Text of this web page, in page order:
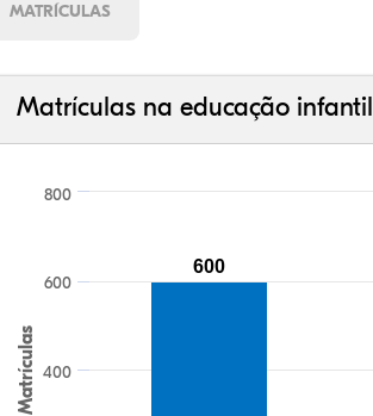
MATRÍCULAS
Matrículas na educação infantil
Matrículas 400
600
800
600